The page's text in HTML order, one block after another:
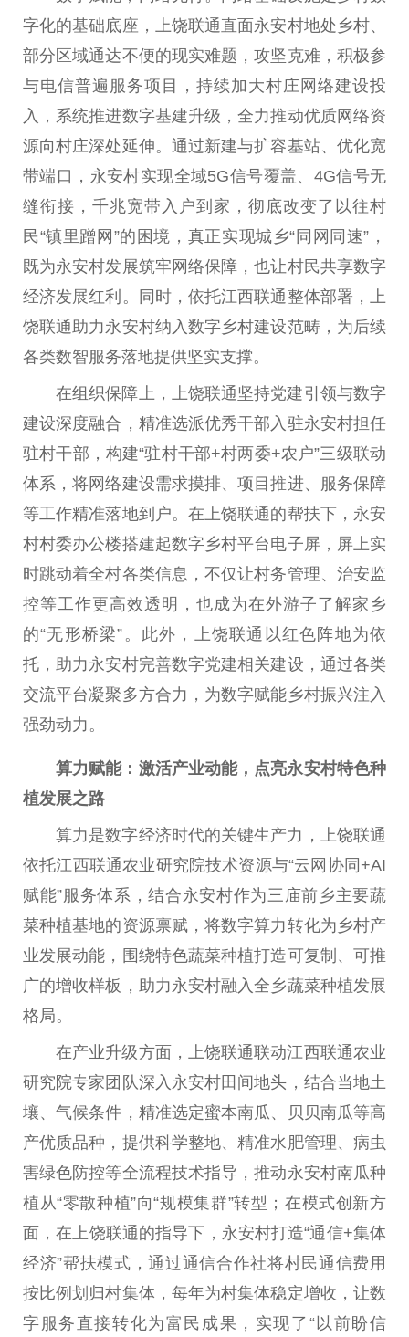
字化的基础底座，上饶联通直面永安村地处乡村、
部分区域通达不便的现实难题，攻坚克难，积极参
与电信普遍服务项目，持续加大村庄网络建设投
入，系统推进数字基建升级，全力推动优质网络资
源向村庄深处延伸。通过新建与扩容基站、优化宽
带端口，永安村实现全域5G信号覆盖、4G信号无
缝衔接，千兆宽带入户到家，彻底改变了以往村
民“镇里蹭网”的困境，真正实现城乡“同网同速”，
既为永安村发展筑牢网络保障，也让村民共享数字
经济发展红利。同时，依托江西联通整体部署，上
饶联通助力永安村纳入数字乡村建设范畴，为后续
各类数智服务落地提供坚实支撑。
在组织保障上，上饶联通坚持党建引领与数字
建设深度融合，精准选派优秀干部入驻永安村担任
驻村干部，构建“驻村干部+村两委+农户”三级联动
体系，将网络建设需求摸排、项目推进、服务保障
等工作精准落地到户。在上饶联通的帮扶下，永安
村村委办公楼搭建起数字乡村平台电子屏，屏上实
时跳动着全村各类信息，不仅让村务管理、治安监
控等工作更高效透明，也成为在外游子了解家乡
的“无形桥梁”。此外，上饶联通以红色阵地为依
托，助力永安村完善数字党建相关建设，通过各类
交流平台凝聚多方合力，为数字赋能乡村振兴注入
强劲动力。
算力赋能：激活产业动能，点亮永安村特色种
植发展之路
算力是数字经济时代的关键生产力，上饶联通
依托江西联通农业研究院技术资源与“云网协同+AI
赋能”服务体系，结合永安村作为三庙前乡主要蔬
菜种植基地的资源禀赋，将数字算力转化为乡村产
业发展动能，围绕特色蔬菜种植打造可复制、可推
广的增收样板，助力永安村融入全乡蔬菜种植发展
格局。
在产业升级方面，上饶联通联动江西联通农业
研究院专家团队深入永安村田间地头，结合当地土
壤、气候条件，精准选定蜜本南瓜、贝贝南瓜等高
产优质品种，提供科学整地、精准水肥管理、病虫
害绿色防控等全流程技术指导，推动永安村南瓜种
植从“零散种植”向“规模集群”转型；在模式创新方
面，在上饶联通的指导下，永安村打造“通信+集体
经济”帮扶模式，通过通信合作社将村民通信费用
按比例划归村集体，每年为村集体稳定增收，让数
字服务直接转化为富民成果，实现了“以前盼信